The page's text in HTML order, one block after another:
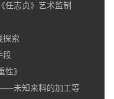
任志贞》艺术监制
探索
段
性》
未知来料的加工等